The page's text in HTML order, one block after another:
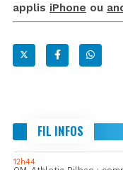
applis iPhone ou
FIL INFOS
12h44